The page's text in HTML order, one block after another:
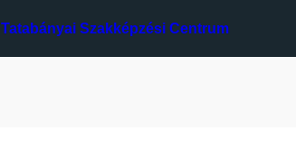
Tatabányai Szakképzési Centrum